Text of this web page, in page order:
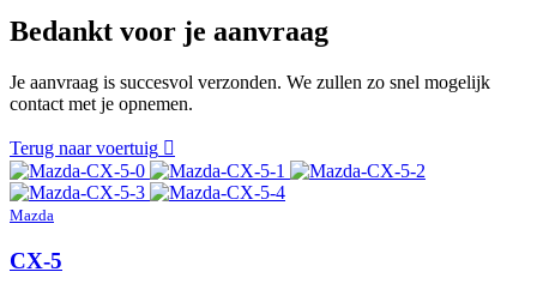
Bedankt voor je aanvraag
Je aanvraag is succesvol verzonden. We zullen zo snel mogelijk
contact met je opnemen.
Terug naar voertuig
Mazda
CX-5